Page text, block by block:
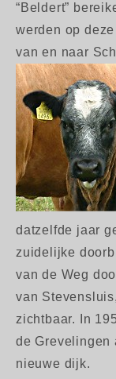
“Beldert”
werden op
van en naar
datzelfde jaar
zuidelijke
van de Weg
van
zichtbaar. In
de Grevelingen
nieuwe dijk.